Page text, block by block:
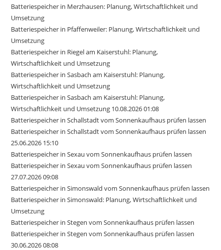
Batteriespeicher in Merzhausen: Planung, Wirtschaftlichkeit und
Umsetzung
Batteriespeicher in Pfaffenweiler: Planung, Wirtschaftlichkeit und
Umsetzung
Batteriespeicher in Riegel am Kaiserstuhl: Planung,
Wirtschaftlichkeit und Umsetzung
Batteriespeicher in Sasbach am Kaiserstuhl: Planung,
Wirtschaftlichkeit und Umsetzung
Batteriespeicher in Sasbach am Kaiserstuhl: Planung,
Wirtschaftlichkeit und Umsetzung 10.08.2026 01:08
Batteriespeicher in Schallstadt vom Sonnenkaufhaus prüfen lassen
Batteriespeicher in Schallstadt vom Sonnenkaufhaus prüfen lassen
25.06.2026 15:10
Batteriespeicher in Sexau vom Sonnenkaufhaus prüfen lassen
Batteriespeicher in Sexau vom Sonnenkaufhaus prüfen lassen
27.07.2026 09:08
Batteriespeicher in Simonswald vom Sonnenkaufhaus prüfen lassen
Batteriespeicher in Simonswald: Planung, Wirtschaftlichkeit und
Umsetzung
Batteriespeicher in Stegen vom Sonnenkaufhaus prüfen lassen
Batteriespeicher in Stegen vom Sonnenkaufhaus prüfen lassen
30.06.2026 08:08